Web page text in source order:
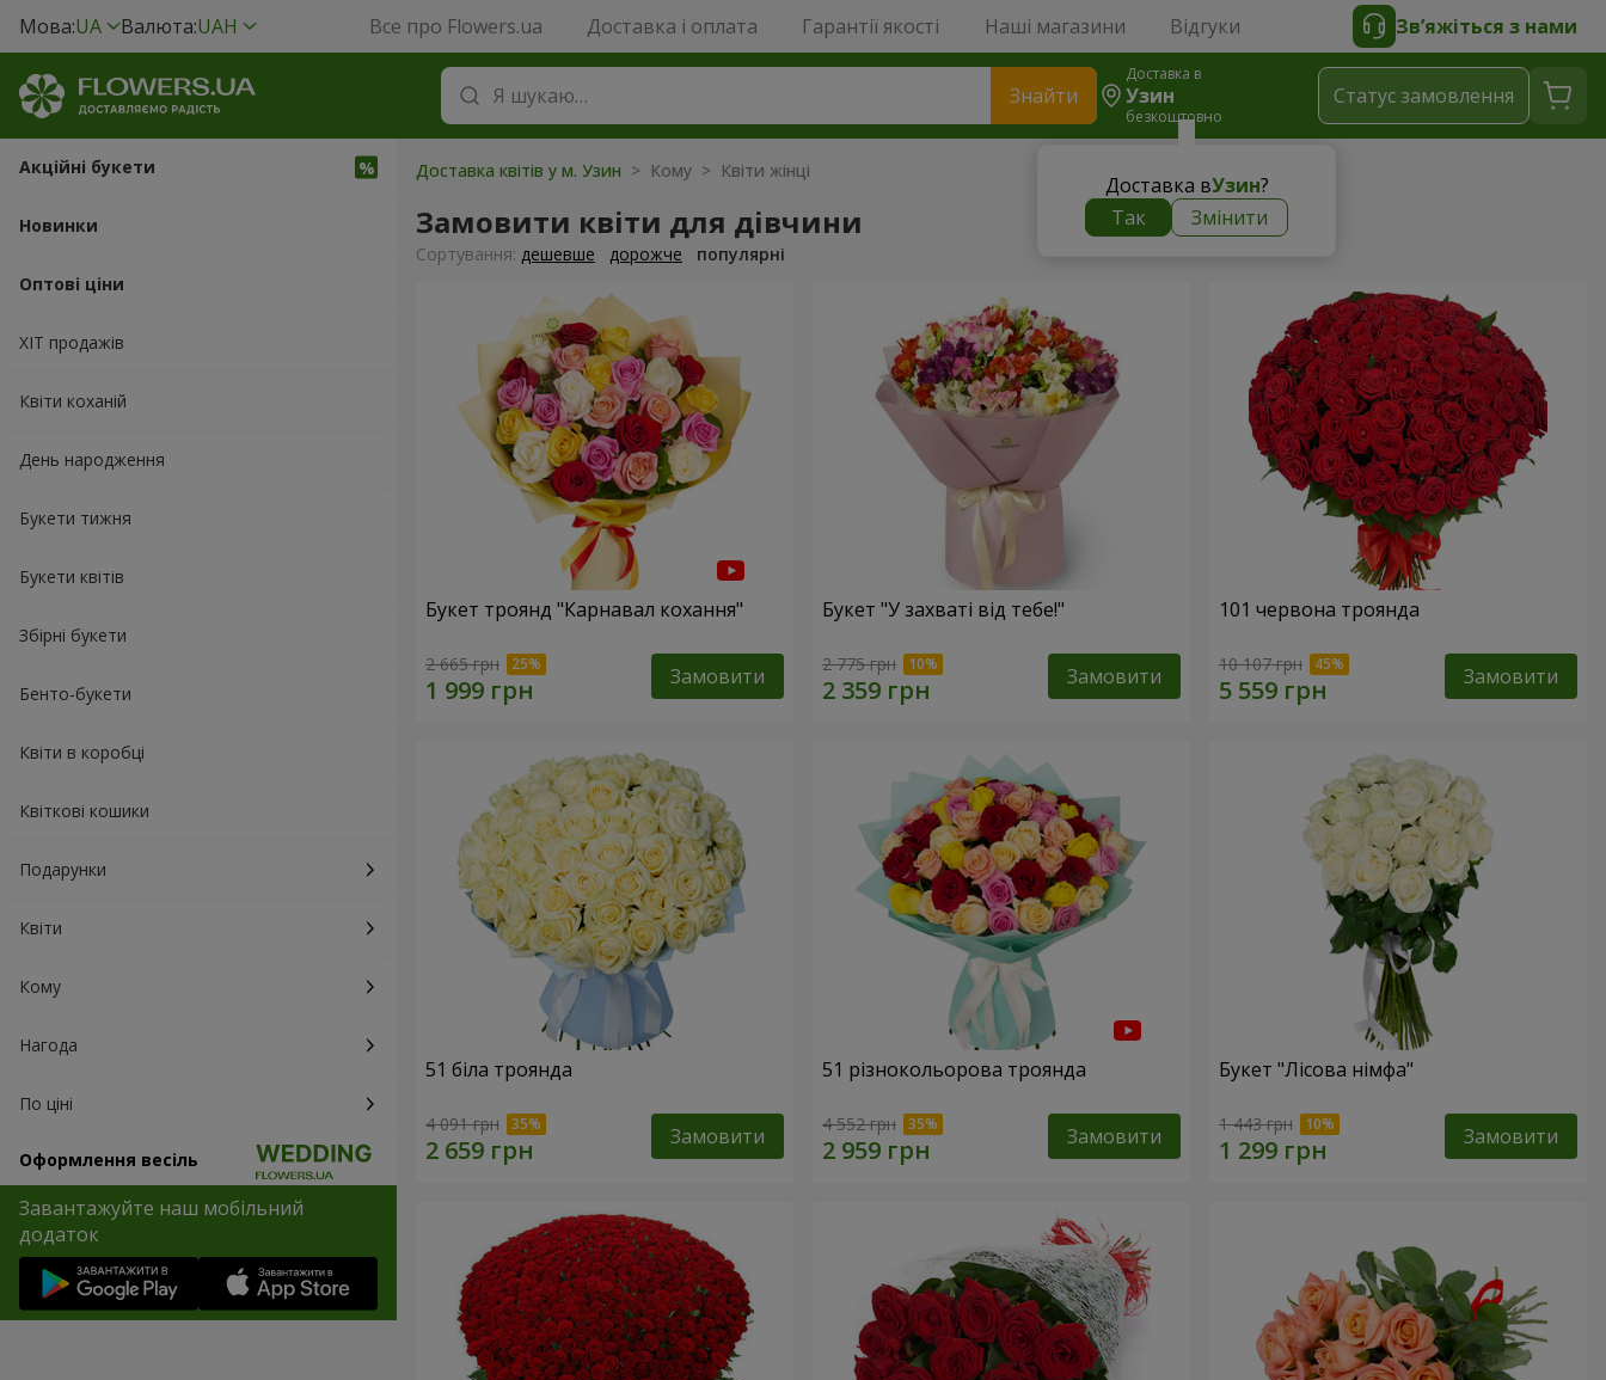
Мова:UA Валюта:UAH Все про Flowers.ua Доставка і оплата Гарантії якості Наші магазини Відгуки Зв’яжіться з нами
Знайти
Доставка в
Узин
безкоштовно
Доставка вУзин?
Так
Змінити
Статус замовлення
Акційні букети
Новинки
Оптові ціни
ХІТ продажів
Квіти коханій
День народження
Букети тижня
Букети квітів
Збірні букети
Бенто-букети
Квіти в коробці
Квіткові кошики
Подарунки
Квіти
Кому
Нагода
По ціні
Оформлення весіль
Завантажуйте наш мобільний
додаток
Доставка квітів у м. Узин > Кому > Квіти жінці
Замовити квіти для дівчини
Сортування: дешевше дорожче популярні
Букет троянд "Карнавал кохання"
2 665 грн Замовити
Букет "У захваті від тебе!"
2 775 грн Замовити
101 червона троянда
10 107 грн Замовити
51 біла троянда
4 091 грн Замовити
51 різнокольорова троянда
4 552 грн Замовити
Букет "Лісова німфа"
1 443 грн Замовити